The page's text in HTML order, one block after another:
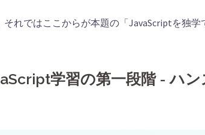
それではここからが本題の「JavaScriptを独学
学習の第一段階 - ハン